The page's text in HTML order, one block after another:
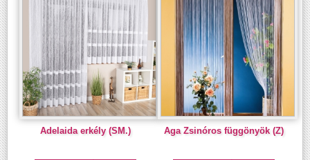
Adelaida erkély (SM.) Aga Zsinóros függönyök (Z)